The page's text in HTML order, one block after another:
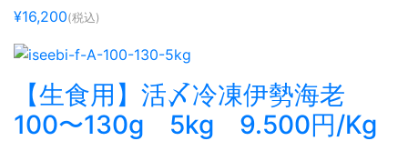
¥16,200(税込)
【生食用】活〆冷凍伊勢海老
100〜130g 5kg 9.500円/Kg